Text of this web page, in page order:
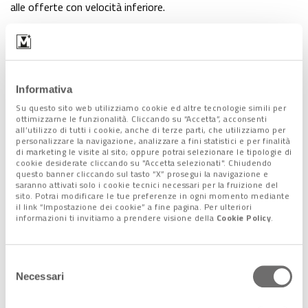
Informativa
Su questo sito web utilizziamo cookie ed altre tecnologie simili per
ottimizzarne le funzionalità. Cliccando su “Accetta”, acconsenti
all’utilizzo di tutti i cookie, anche di terze parti, che utilizziamo per
personalizzare la navigazione, analizzare a fini statistici e per finalità
di marketing le visite al sito; oppure potrai selezionare le tipologie di
cookie desiderate cliccando su "Accetta selezionati". Chiudendo
questo banner cliccando sul tasto “X” prosegui la navigazione e
saranno attivati solo i cookie tecnici necessari per la fruizione del
sito. Potrai modificare le tue preferenze in ogni momento mediante
il link “Impostazione dei cookie” a fine pagina. Per ulteriori
informazioni ti invitiamo a prendere visione della Cookie Policy.
delNecessari
alle offerte con velocità inferiore.
Il nuovo Regolamento riguarda anche latrasparenza del
traffico dati. E’ stato integrato l’obbligoda parte degli
operatori telefonici diinformare gli utenti al
raggiungimento della soglia dell’80%del traffico incluso
al superamento del 100%, salvo esplicito consenso per la
controllo dei
costi,impedendo che ne vengano applicati di imprevisti, e